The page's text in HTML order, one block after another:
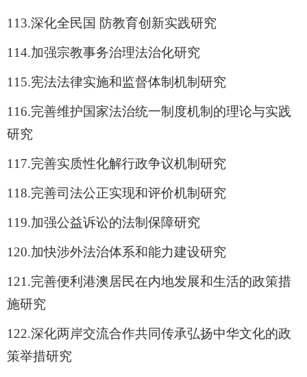
113.深化全民国 防教育创新实践研究
114.加强宗教事务治理法治化研究
115.宪法法律实施和监督体制机制研究
116.完善维护国家法治统一制度机制的理论与实践
研究
117.完善实质性化解行政争议机制研究
118.完善司法公正实现和评价机制研究
119.加强公益诉讼的法制保障研究
120.加快涉外法治体系和能力建设研究
121.完善便利港澳居民在内地发展和生活的政策措
施研究
122.深化两岸交流合作共同传承弘扬中华文化的政
策举措研究